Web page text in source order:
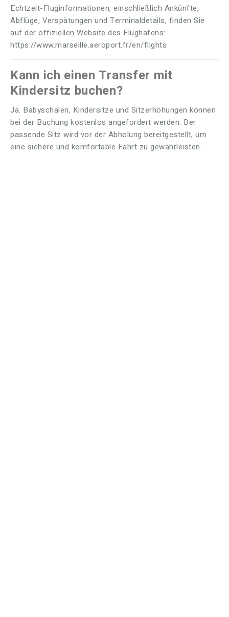
Echtzeit-Fluginformationen, einschließlich Ankünfte,
Abflüge, Verspätungen und Terminaldetails, finden Sie
auf der offiziellen Website des Flughafens:
https://www.marseille.aeroport.fr/en/flights
Kann ich einen Transfer mit
Kindersitz buchen?
Ja. Babyschalen, Kindersitze und Sitzerhöhungen können
bei der Buchung kostenlos angefordert werden. Der
passende Sitz wird vor der Abholung bereitgestellt, um
eine sichere und komfortable Fahrt zu gewährleisten.